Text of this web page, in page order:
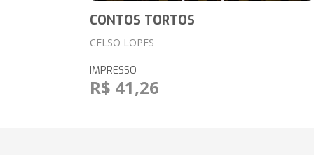
CONTOS TORTOS
CELSO LOPES
IMPRESSO
R$ 41,26